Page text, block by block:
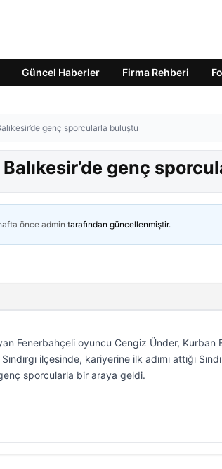
Güncel Haberler Firma Rehberi
genç sporcularla buluştu
genç
önceadmin tarafından güncellenmiştir.
Fenerbahçeli oyuncu Cengiz Ünder, Kurban
ilçesinde, kariyerine ilk adımı attığı
sporcularla bir araya geldi.